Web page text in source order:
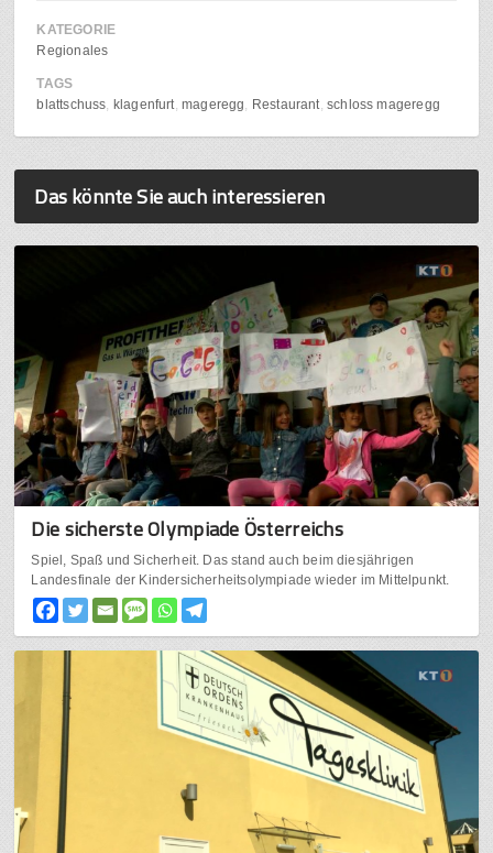
KATEGORIE
Regionales
TAGS
blattschuss
klagenfurt mageregg Restaurant schloss mageregg
Das könnte Sie auch interessieren
Die sicherste Olympiade Österreichs
Spiel, Spaß und Sicherheit. Das stand auch beim diesjährigen
Landesfinale der Kindersicherheitsolympiade wieder im Mittelpunkt.